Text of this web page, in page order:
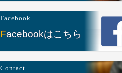
Facebook
Facebookはこちら
Contact